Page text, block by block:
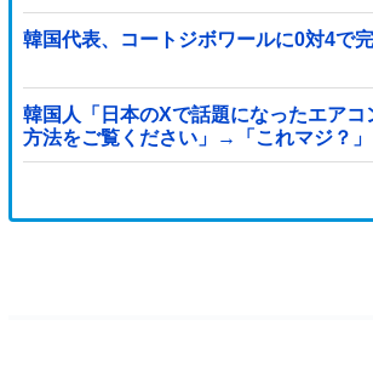
韓国代表、コートジボワールに0対4で
韓国人「日本のXで話題になったエアコ
方法をご覧ください」→「これマジ？」